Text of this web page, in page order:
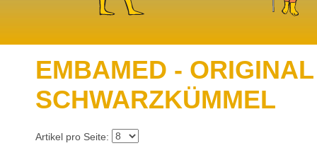
EMBAMED -
SCHWARZKÜMMEL
Artikel pro Seite: